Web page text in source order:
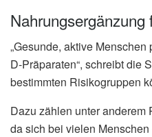
Nahrungsergänzung
„Gesunde, aktive
D-Präparaten“, schreibt die
bestimmten Risikogruppen
Dazu zählen unter anderem
da sich bei vielen